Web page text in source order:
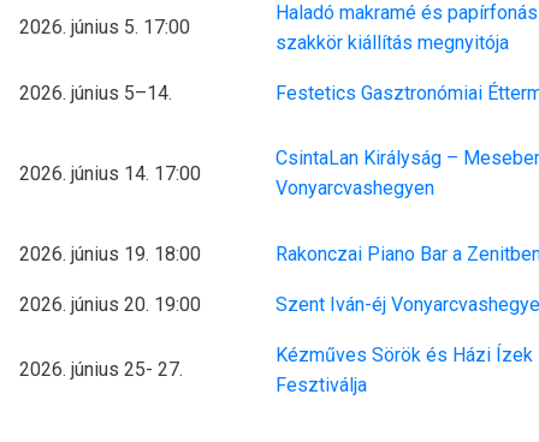
2026. június 5. 17:00
Haladó makramé és papírfonás
szakkör kiállítás megnyitója
2026. június 5–14. Festetics Gasztronómiai
2026. június 14. 17:00
CsintaLan Királyság –
Vonyarcvashegyen
2026. június 19. 18:00 Rakonczai Piano Bar a
2026. június 20. 19:00 Szent Iván-éj
2026. június 25- 27.
Kézműves Sörök és Házi Ízek
Fesztiválja